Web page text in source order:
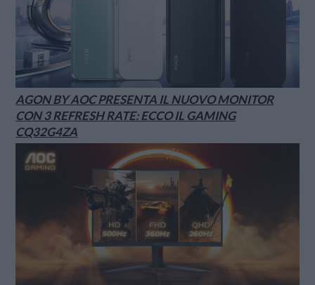
AGON BY AOC PRESENTA IL NUOVO MONITOR
CON 3 REFRESH RATE: ECCO IL GAMING
CQ32G4ZA